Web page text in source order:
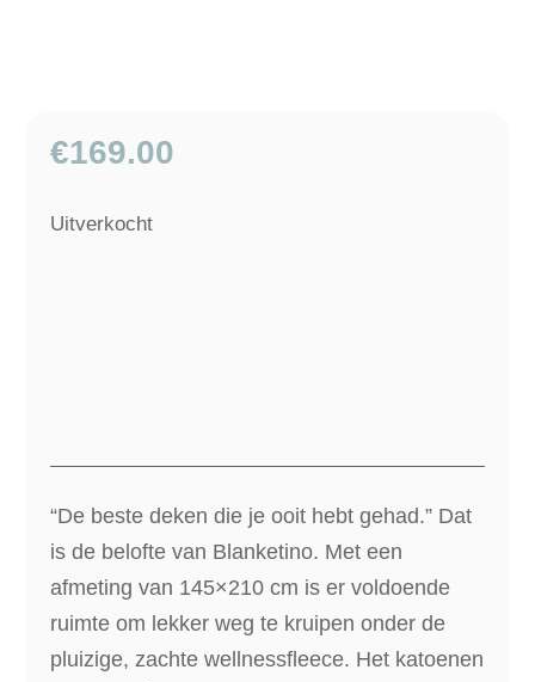
€169.00
Uitverkocht
“De beste deken die je ooit hebt gehad.” Dat
is de belofte van Blanketino. Met een
afmeting van 145×210 cm is er voldoende
ruimte om lekker weg te kruipen onder de
pluizige, zachte wellnessfleece. Het katoenen